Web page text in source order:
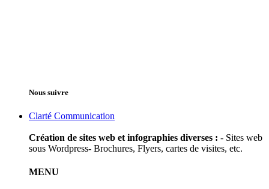
Nous suivre
Clarté Communication
Création de sites web et infographies diverses : - Sites web
sous Wordpress- Brochures, Flyers, cartes de visites, etc.
MENU